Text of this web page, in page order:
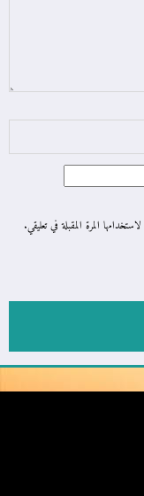
المرة المقبلة في تعليقي.